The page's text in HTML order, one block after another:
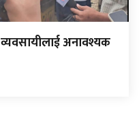
व्यवसायीलाई अनावश्यक